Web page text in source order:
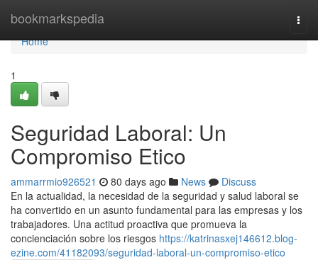
bookmarkspedia
Home
Home
1
Seguridad Laboral: Un
Compromiso Etico
ammarrmio926521 80 days ago News
Discuss
En la actualidad, la necesidad de la seguridad y salud laboral se
ha convertido en un asunto fundamental para las empresas y los
trabajadores. Una actitud proactiva que promueva la
concienciación sobre los riesgos https://katrinasxej146612.blog-
ezine.com/41182093/seguridad-laboral-un-compromiso-etico